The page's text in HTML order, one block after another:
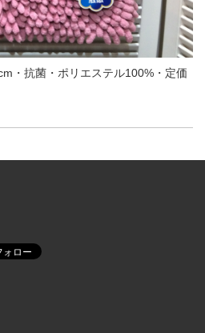
・抗菌・ポリエステル100%・定価